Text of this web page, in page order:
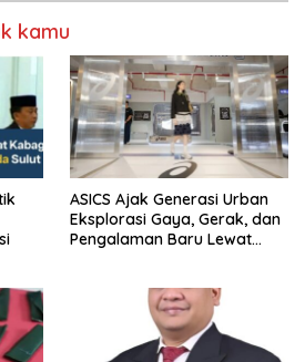
kamu
ASICS Ajak Generasi Urban
Eksplorasi Gaya, Gerak, dan
Pengalaman Baru Lewat